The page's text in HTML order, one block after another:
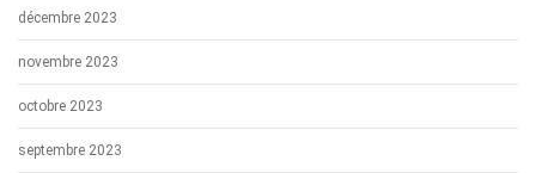
décembre 2023
novembre 2023
octobre 2023
septembre 2023